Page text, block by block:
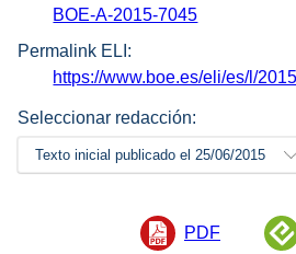
BOE-A-2015-7045
Permalink ELI:
https://www.boe.es/eli/es/l/
Seleccionar redacción:
Texto inicial publicado el 25/06/2015
PDF